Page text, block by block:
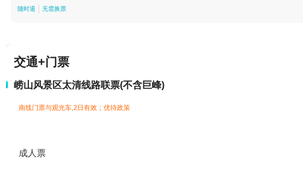
随时退 无需换票
交通+门票
崂山风景区太清线路联票(不含巨峰)
南线门票与观光车,2日有效； 优待政策
成人票